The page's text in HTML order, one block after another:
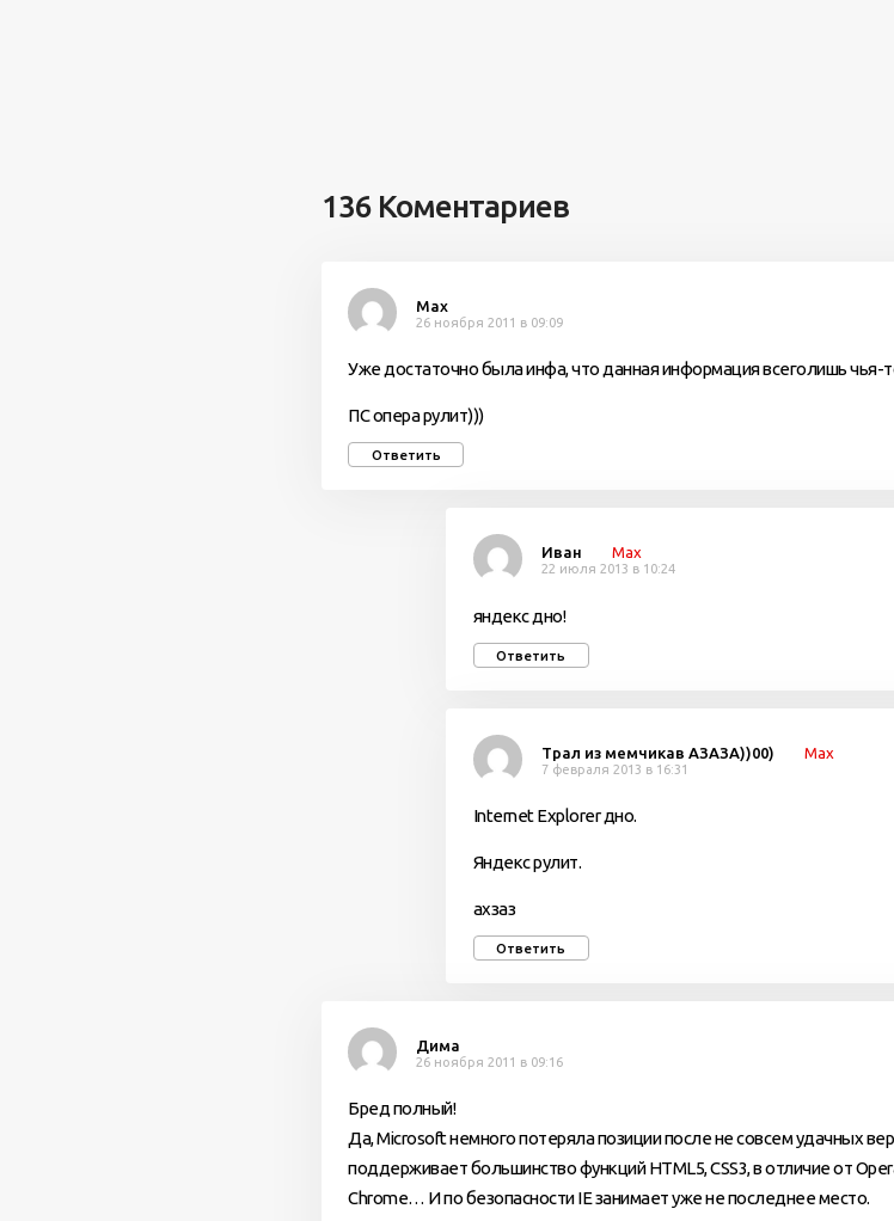
136 Коментариев
Max
26 ноября 2011 в 09:09
Уже достаточно была инфа, что данная информация всеголишь чья-
ПС опера рулит)))
Ответить
Иван Max
22 июля 2013 в 10:24
яндекс дно!
Ответить
Трал из мемчикав АЗАЗА))00) Max
7 февраля 2013 в 16:31
Internet Explorer дно.
Яндекс рулит.
ахзаз
Ответить
Дима
26 ноября 2011 в 09:16
Бред полный!
Да, Microsoft немного потеряла позиции после не совсем удачных
поддерживает большинство функций HTML5, CSS3, в отличие от
Chrome… И по безопасности IE занимает уже не последнее место.